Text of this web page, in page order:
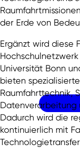
der Erde von
Ergänzt wird diese
Universität Bonn
bieten
Raumfahrttechnik,
Datenverarbeitung
Dadurch wird die
kontinuierlich mit